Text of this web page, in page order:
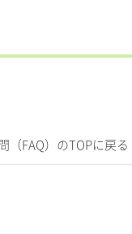
（FAQ）のTOPに戻る